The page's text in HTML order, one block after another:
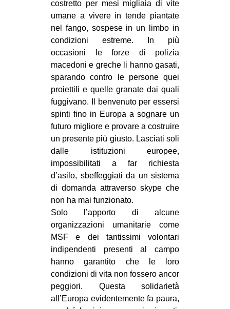
AMERICHE
ESTREMO ORIENTE
EUROPA
MEDIO ORIENTE
MONDO
EVENTI
in
Fb
tw
bsky
costretto per mesi migliaia di vite
umane a vivere in tende piantate
nel fango, sospese in un limbo in
condizioni estreme. In più
occasioni le forze di polizia
macedoni e greche li hanno gasati,
sparando contro le persone quei
proiettili e quelle granate dai quali
fuggivano. Il benvenuto per essersi
spinti fino in Europa a sognare un
futuro migliore e provare a costruire
un presente più giusto. Lasciati soli
dalle istituzioni europee,
impossibilitati a far richiesta
d’asilo, sbeffeggiati da un sistema
di domanda attraverso skype che
non ha mai funzionato.
Solo l’apporto di alcune
organizzazioni umanitarie come
MSF e dei tantissimi volontari
indipendenti presenti al campo
hanno garantito che le loro
condizioni di vita non fossero ancor
peggiori. Questa solidarietà
all’Europa evidentemente fa paura,